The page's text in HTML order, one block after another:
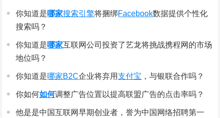
你知道是哪家搜索引擎将捆绑Facebook数据提供个性化
搜索吗？
你知道是哪家互联网公司投资了艺龙将挑战携程网的市场
地位吗？
你知道是哪家B2C企业将弃用支付宝 ，与银联合作吗？
你如何如何调整广告位置以提高联盟广告的点击率吗？
他是是中国互联网早期创业者，誉为中国网络招聘第一